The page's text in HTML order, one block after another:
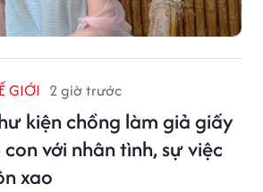
GIỚI 2 giờ trước
kiện chồng làm giả giấy
với nhân tình, sự việc
xao